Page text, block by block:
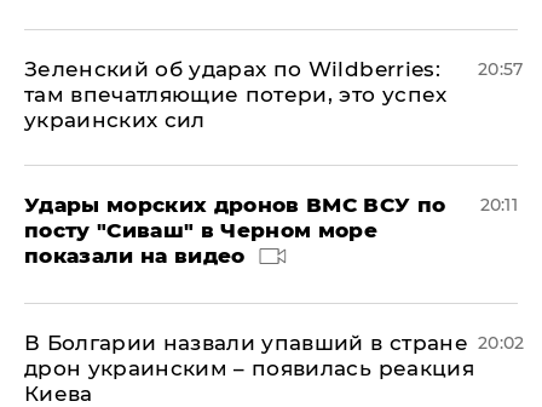
Зеленский об ударах по Wildberries:
там впечатляющие потери, это успех
украинских сил
20:57
Удары морских дронов ВМС ВСУ по
посту "Сиваш" в Черном море
показали на видео
20:11
В Болгарии назвали упавший в стране
дрон украинским – появилась реакция
Киева
20:02